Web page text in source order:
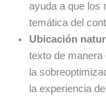
ayuda a que los
temática del
Ubicación
texto de
la
la experiencia